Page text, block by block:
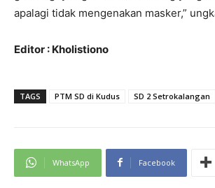
apalagi tidak mengenakan masker,”
Editor : Kholistiono
TAGS PTM SD di Kudus SD 2 Setrokalangan
WhatsApp Facebook